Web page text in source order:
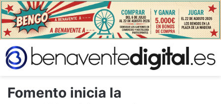
Fomento inicia la